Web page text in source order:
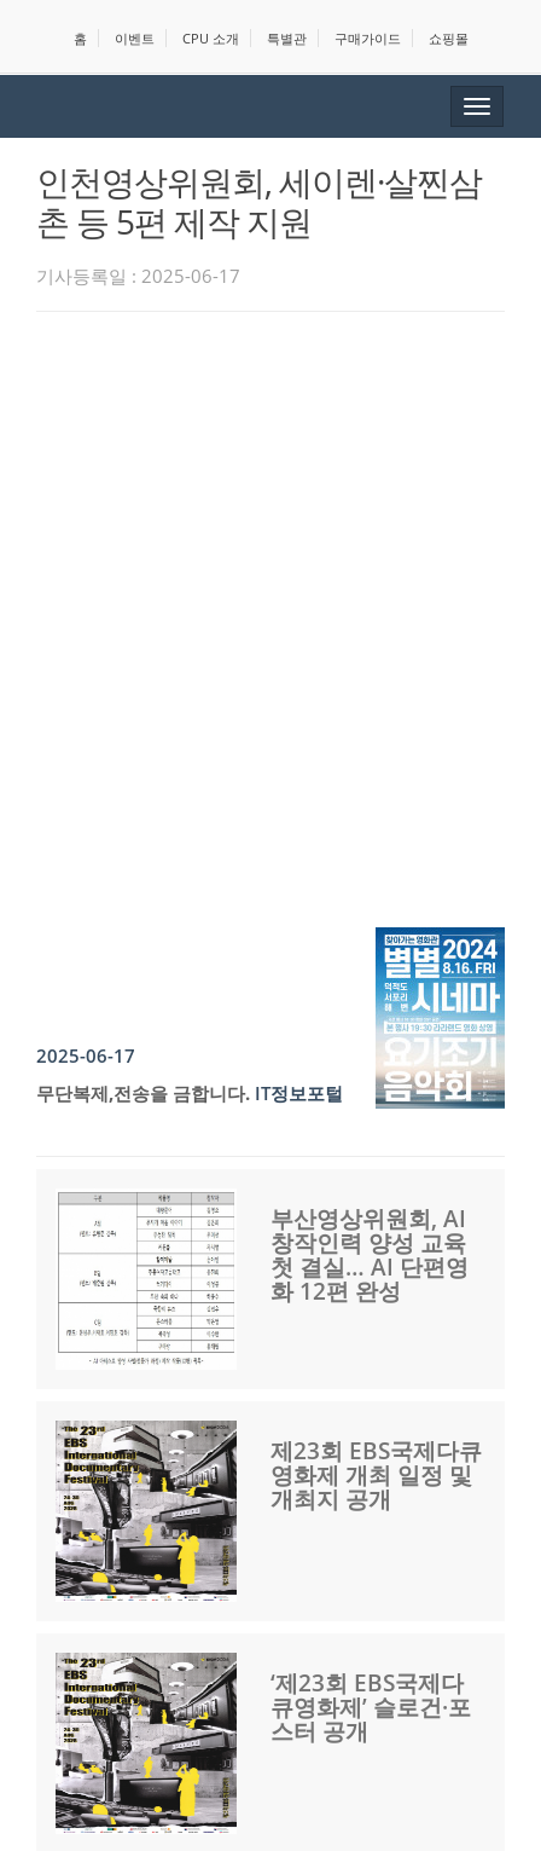
홈 이벤트 CPU 소개 특별관 구매가이드 쇼핑몰
Toggle
인천영상위원회, 세이렌·살찐삼
촌 등 5편 제작 지원
기사등록일 : 2025-06-17
2025-06-17
무단복제,전송을 금합니다. IT정보포털
부산영상위원회, AI
창작인력 양성 교육
첫 결실… AI 단편영
화 12편 완성
제23회 EBS국제다큐
영화제 개최 일정 및
개최지 공개
‘제23회 EBS국제다
큐영화제’ 슬로건·포
스터 공개